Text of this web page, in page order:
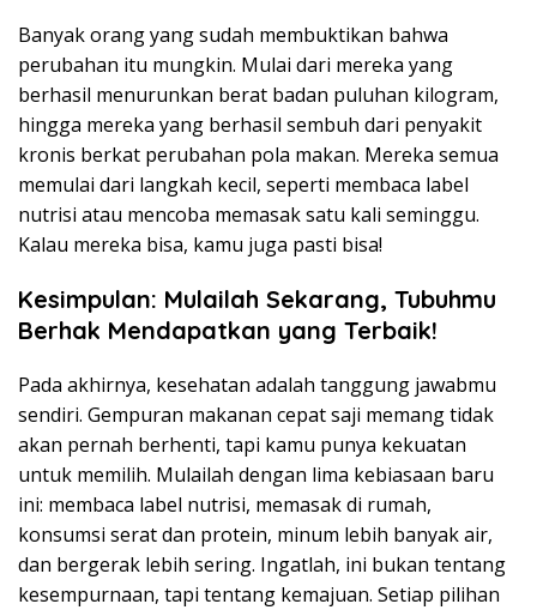
Banyak orang yang sudah membuktikan bahwa
perubahan itu mungkin. Mulai dari mereka yang
berhasil menurunkan berat badan puluhan kilogram,
hingga mereka yang berhasil sembuh dari penyakit
kronis berkat perubahan pola makan. Mereka semua
memulai dari langkah kecil, seperti membaca label
nutrisi atau mencoba memasak satu kali seminggu.
Kalau mereka bisa, kamu juga pasti bisa!
Kesimpulan: Mulailah Sekarang, Tubuhmu
Berhak Mendapatkan yang Terbaik!
Pada akhirnya, kesehatan adalah tanggung jawabmu
sendiri. Gempuran makanan cepat saji memang tidak
akan pernah berhenti, tapi kamu punya kekuatan
untuk memilih. Mulailah dengan lima kebiasaan baru
ini: membaca label nutrisi, memasak di rumah,
konsumsi serat dan protein, minum lebih banyak air,
dan bergerak lebih sering. Ingatlah, ini bukan tentang
kesempurnaan, tapi tentang kemajuan. Setiap pilihan